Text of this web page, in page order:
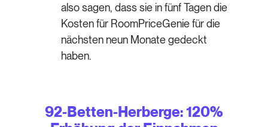
also sagen, dass sie in fünf Tagen die
Kosten für RoomPriceGenie für die
nächsten neun Monate gedeckt
haben.
92-Betten-Herberge: 120%